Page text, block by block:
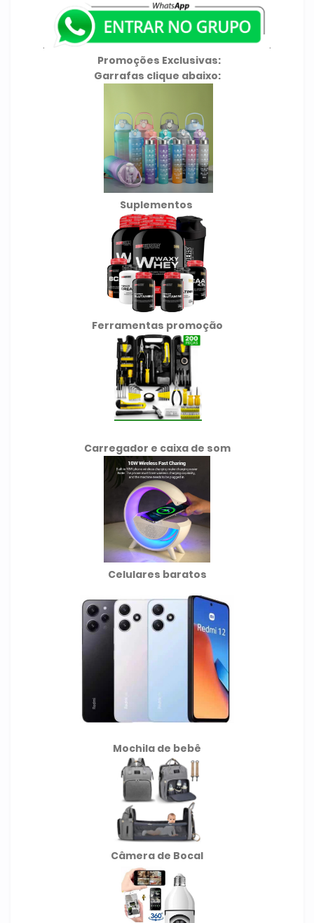
.
.
Promoções Exclusivas:
Garrafas clique abaixo:
Suplementos
Ferramentas promoção
Carregador e caixa de som
Celulares baratos
Mochila de bebê
Câmera de Bocal